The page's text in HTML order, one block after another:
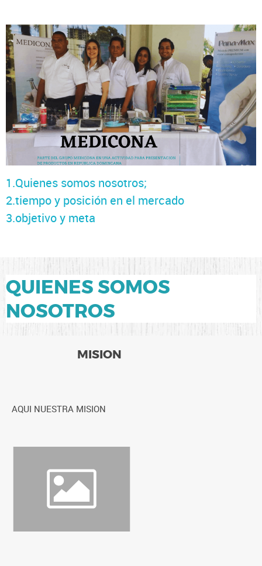
1.Quienes somos nosotros;
2.tiempo y posición en el mercado
3.objetivo y meta
QUIENES SOMOS
NOSOTROS
MISION
AQUI NUESTRA MISION